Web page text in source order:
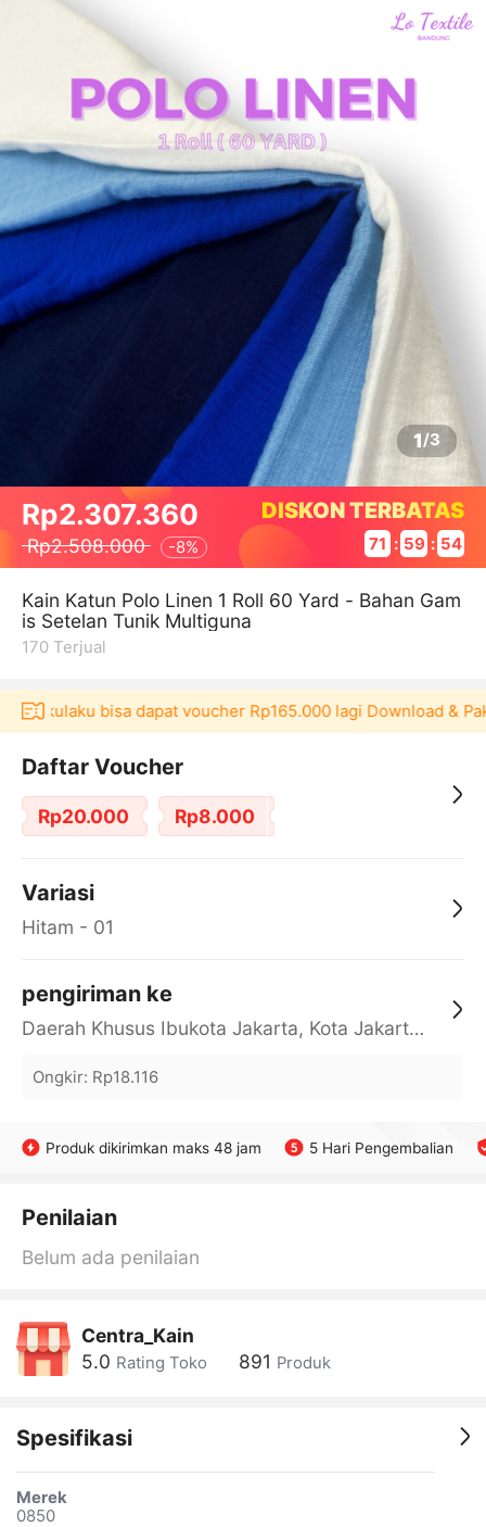
1/3
Rp2.307.360
Rp2.508.000 -8%
DISKON TERBATAS
71 : 59 : 53
Kain Katun Polo Linen 1 Roll 60 Yard - Bahan Gam
is Setelan Tunik Multiguna
170 Terjual
Akulaku bisa dapat voucher Rp165.000 lagi Download &
Daftar Voucher
Rp20.000 Rp8.000
Variasi
Hitam - 01
pengiriman ke
Daerah Khusus Ibukota Jakarta, Kota Jakarta Barat, Cengkareng, yy
Ongkir: Rp18.116
Produk dikirimkan maks 48 jam 5 Hari Pengembalian
Penilaian
Belum ada penilaian
Centra_Kain
5.0 Rating Toko 891 Produk
Spesifikasi
Merek
0850